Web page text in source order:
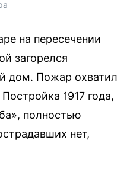
на пересечении
загорелся
дом. Пожар охватил
1917 года,
полностью
нет,